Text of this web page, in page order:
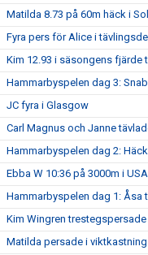
Matilda 8.73 på 60m häck i
Fyra pers för Alice i
Kim 12.93 i säsongens fjärde
Hammarbyspelen dag 3:
JC fyra i Glasgow
Carl Magnus och Janne
Hammarbyspelen dag 2:
Ebba W 10:36 på 3000m i USA
Hammarbyspelen dag 1: Åsa
Kim Wingren trestegspersade
Matilda persade i viktkastning